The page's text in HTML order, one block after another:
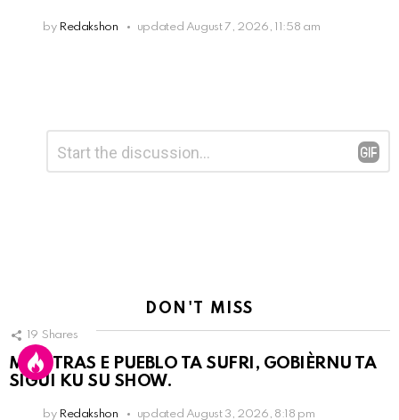
by Redakshon updated August 7, 2026, 11:58 am
Reply
DON'T MISS
19 Shares
MIENTRAS E PUEBLO TA SUFRI, GOBIÈRNU TA
SIGUI KU SU SHOW.
by Redakshon updated August 3, 2026, 8:18 pm